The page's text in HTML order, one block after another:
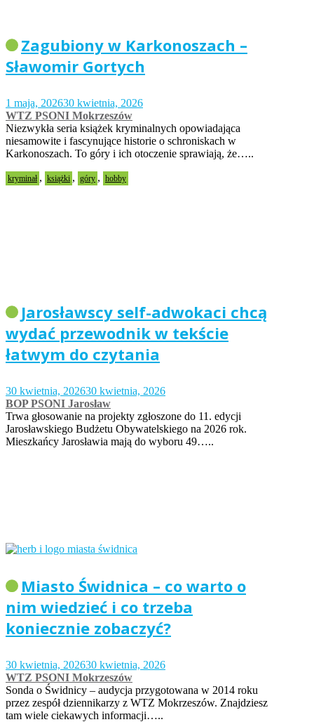
Zagubiony w Karkonoszach –
Sławomir Gortych
1 maja, 202630 kwietnia, 2026
WTZ PSONI Mokrzeszów
Niezwykła seria książek kryminalnych opowiadająca
niesamowite i fascynujące historie o schroniskach w
Karkonoszach. To góry i ich otoczenie sprawiają, że…..
kryminał , książki , góry , hobby
Jarosławscy self-adwokaci chcą
wydać przewodnik w tekście
łatwym do czytania
30 kwietnia, 202630 kwietnia, 2026
BOP PSONI Jarosław
Trwa głosowanie na projekty zgłoszone do 11. edycji
Jarosławskiego Budżetu Obywatelskiego na 2026 rok.
Mieszkańcy Jarosławia mają do wyboru 49…..
Miasto Świdnica – co warto o
nim wiedzieć i co trzeba
koniecznie zobaczyć?
30 kwietnia, 202630 kwietnia, 2026
WTZ PSONI Mokrzeszów
Sonda o Świdnicy – audycja przygotowana w 2014 roku
przez zespół dziennikarzy z WTZ Mokrzeszów. Znajdziesz
tam wiele ciekawych informacji…..